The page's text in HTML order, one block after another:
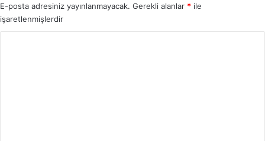
E-posta adresiniz yayınlanmayacak. Gerekli alanlar * ile
işaretlenmişlerdir